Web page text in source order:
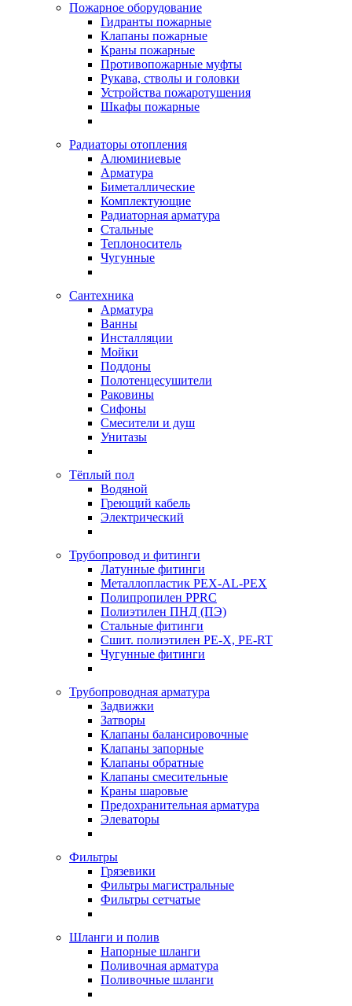
Пожарное оборудование
Гидранты пожарные
Клапаны пожарные
Краны пожарные
Противопожарные муфты
Рукава, стволы и головки
Устройства пожаротушения
Шкафы пожарные
Радиаторы отопления
Алюминиевые
Арматура
Биметаллические
Комплектующие
Радиаторная арматура
Стальные
Теплоноситель
Чугунные
Сантехника
Арматура
Ванны
Инсталляции
Мойки
Поддоны
Полотенцесушители
Раковины
Сифоны
Смесители и душ
Унитазы
Тёплый пол
Водяной
Греющий кабель
Электрический
Трубопровод и фитинги
Латунные фитинги
Металлопластик PEX-AL-PEX
Полипропилен PPRC
Полиэтилен ПНД (ПЭ)
Стальные фитинги
Сшит. полиэтилен PE-X, PE-RT
Чугунные фитинги
Трубопроводная арматура
Задвижки
Затворы
Клапаны балансировочные
Клапаны запорные
Клапаны обратные
Клапаны смесительные
Краны шаровые
Предохранительная арматура
Элеваторы
Фильтры
Грязевики
Фильтры магистральные
Фильтры сетчатые
Шланги и полив
Напорные шланги
Поливочная арматура
Поливочные шланги